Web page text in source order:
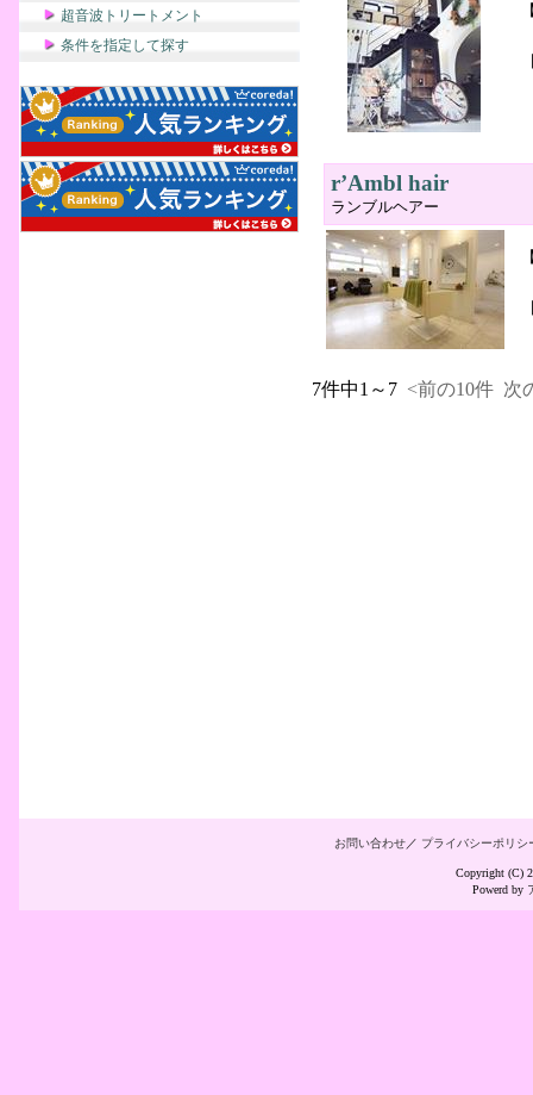
超音波トリートメント
条件を指定して探す
r’Ambl hair
ランブルヘアー
7件中1～7 <前の10件 次
お問い合わせ／ プライバシーポリシ
Copyright (C)
Powerd by